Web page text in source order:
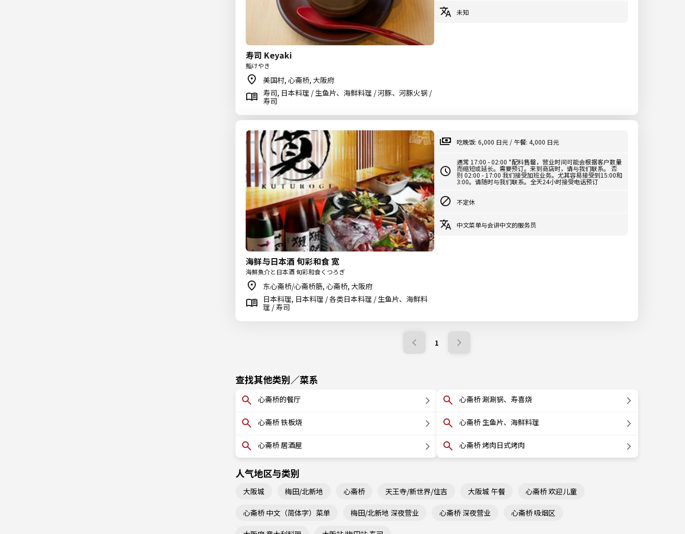
寿司 Keyaki
鮨けやき
美国村, 心斋桥, 大阪府
寿司, 日本料理 / 生鱼片、海鲜料理 / 河豚、河豚火锅 /
寿司
未知
海鲜与日本酒 旬彩和食 宽
海鮮魚介と日本酒 旬彩和食くつろぎ
东心斋桥/心斋桥筋, 心斋桥, 大阪府
日本料理, 日本料理 / 各类日本料理 / 生鱼片、海鲜料
理 / 寿司
吃晚饭: 6,000 日元 / 午餐: 4,000 日元
通常 17:00 - 02:00 *配料售罄，营业时间可能会根据客户数量
而缩短或延长。需要预订。来到商店时，请与我们联系。 否
则 02:00 - 17:00 我们接受加班业务。尤其容易接受到15:00和
3:00。请随时与我们联系。全天24小时接受电话预订
不定休
中文菜单与会讲中文的服务员
1
查找其他类别／菜系
心斋桥的餐厅
心斋桥 铁板烧
心斋桥 居酒屋
心斋桥 涮涮锅、寿喜烧
心斋桥 生鱼片、海鲜料理
心斋桥 烤肉日式烤肉
人气地区与类别
大阪城 梅田/北新地 心斋桥 天王寺/新世界/住吉 大阪城 午餐 心斋桥 欢迎儿童
心斋桥 中文（简体字）菜单 梅田/北新地 深夜营业 心斋桥 深夜营业 心斋桥 吸烟区